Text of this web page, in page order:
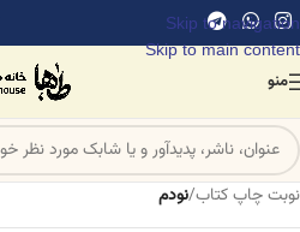
Skip to navigation
Skip to main content
منو
نوبت چاپ کتاب/نودم